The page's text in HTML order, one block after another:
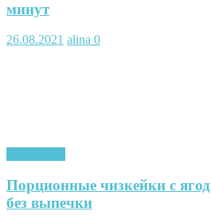
минут
26.08.2021 alina 0
Порционные чизкейки с
без выпечки